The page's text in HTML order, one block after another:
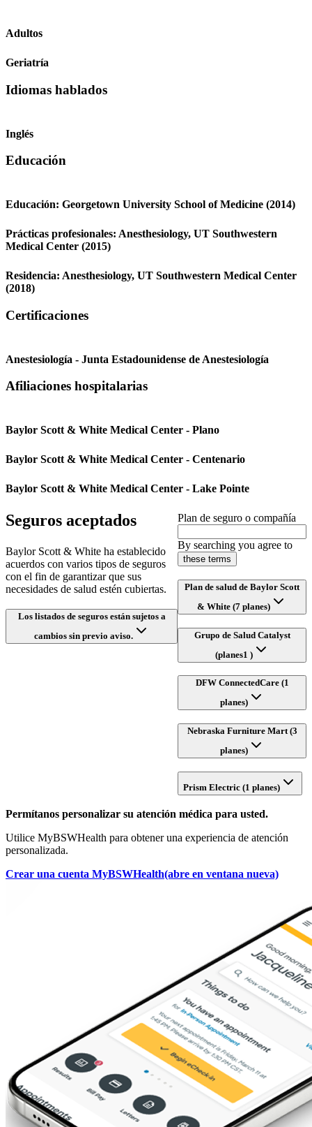
Adultos
Geriatría
Idiomas hablados
Inglés
Educación
Educación: Georgetown University School of Medicine (2014)
Prácticas profesionales: Anesthesiology, UT Southwestern
Medical Center (2015)
Residencia: Anesthesiology, UT Southwestern Medical Center
(2018)
Certificaciones
Anestesiología - Junta Estadounidense de Anestesiología
Afiliaciones hospitalarias
Baylor Scott & White Medical Center - Plano
Baylor Scott & White Medical Center - Centenario
Baylor Scott & White Medical Center - Lake Pointe
Seguros aceptados
Baylor Scott & White ha establecido
acuerdos con varios tipos de seguros
con el fin de garantizar que sus
necesidades de salud estén cubiertas.
Los listados de seguros están sujetos a
cambios sin previo aviso.
Plan de seguro o compañía
By searching you agree to
these terms
Plan de salud de Baylor Scott
& White (7 planes)
Grupo de Salud Catalyst
(planes1 )
DFW ConnectedCare (1
planes)
Nebraska Furniture Mart (3
planes)
Prism Electric (1 planes)
Permítanos personalizar su atención médica para usted.
Utilice MyBSWHealth para obtener una experiencia de atención
personalizada.
Crear una cuenta MyBSWHealth(abre en ventana nueva)